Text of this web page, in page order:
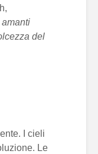
del
I cieli
Le